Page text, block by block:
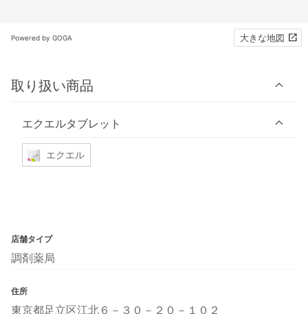
Powered by GOGA 大きな地図
取り扱い商品
エクエルタブレット
エクエル
店舗タイプ
調剤薬局
住所
東京都足立区江北６－３０－２０－１０２